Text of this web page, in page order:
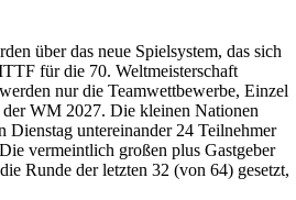
über das neue Spielsystem, das sich
für die 70. Weltmeisterschaft
nur die Teamwettbewerbe, Einzel
WM 2027. Die kleinen Nationen
Dienstag untereinander 24 Teilnehmer
vermeintlich großen plus Gastgeber
Runde der letzten 32 (von 64) gesetzt,